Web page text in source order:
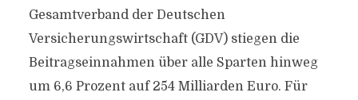
Gesamtverband der Deutschen
Versicherungswirtschaft (GDV) stiegen die
Beitragseinnahmen über alle Sparten hinweg
um 6,6 Prozent auf 254 Milliarden Euro. Für